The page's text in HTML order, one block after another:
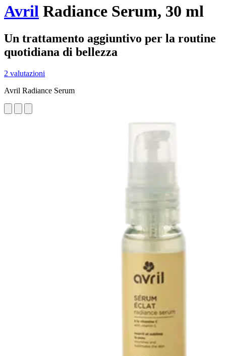
Avril Radiance Serum, 30 ml
Un trattamento aggiuntivo per la routine
quotidiana di bellezza
2 valutazioni
Avril Radiance Serum